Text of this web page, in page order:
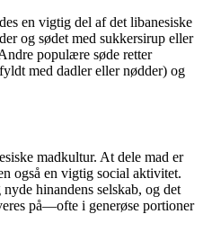
en vigtig del af det libanesiske
og sødet med sukkersirup eller
populære søde retter
med dadler eller nødder) og
madkultur. At dele mad er
også en vigtig social aktivitet.
hinandens selskab, og det
på—ofte i generøse portioner